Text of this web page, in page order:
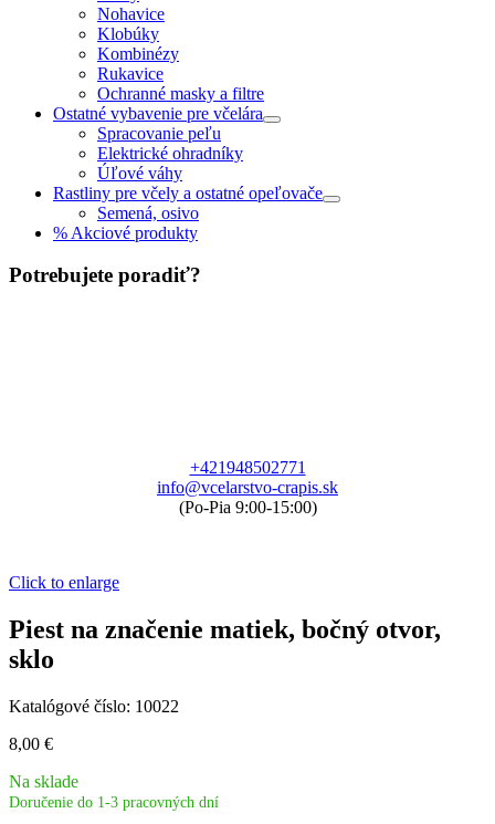
Nohavice
Klobúky
Kombinézy
Rukavice
Ochranné masky a filtre
Ostatné vybavenie pre včelára
Spracovanie peľu
Elektrické ohradníky
Úľové váhy
Rastliny pre včely a ostatné opeľovače
Semená, osivo
% Akciové produkty
Potrebujete poradiť?
+421948502771
info@vcelarstvo-crapis.sk
(Po-Pia 9:00-15:00)
Click to enlarge
Piest na značenie matiek, bočný otvor,
sklo
Katalógové číslo: 10022
8,00 €
Na sklade
Doručenie do 1-3 pracovných dní